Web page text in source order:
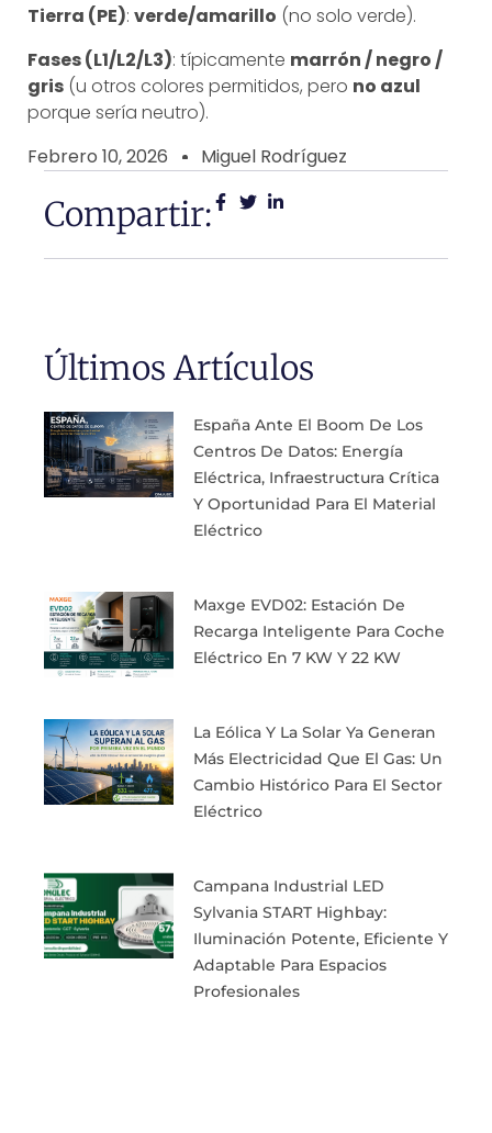
Tierra (PE): verde/amarillo (no solo verde).
Fases (L1/L2/L3): típicamente marrón / negro /
gris (u otros colores permitidos, pero no azul
porque sería neutro).
Febrero 10, 2026
Miguel Rodríguez
Compartir:
Últimos Artículos
España Ante El Boom De Los
Centros De Datos: Energía
Eléctrica, Infraestructura Crítica
Y Oportunidad Para El Material
Eléctrico
Maxge EVD02: Estación De
Recarga Inteligente Para Coche
Eléctrico En 7 KW Y 22 KW
La Eólica Y La Solar Ya Generan
Más Electricidad Que El Gas: Un
Cambio Histórico Para El Sector
Eléctrico
Campana Industrial LED
Sylvania START Highbay:
Iluminación Potente, Eficiente Y
Adaptable Para Espacios
Profesionales